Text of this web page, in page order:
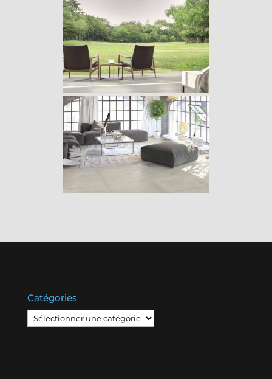
Catégories
Catégories